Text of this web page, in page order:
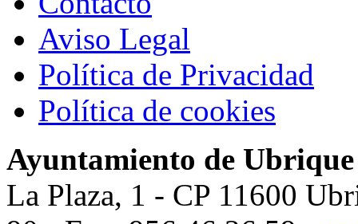
Aviso Legal
Política de Privacidad
Política de cookies
Ayuntamiento de Ubrique
La Plaza, 1 - CP 11600